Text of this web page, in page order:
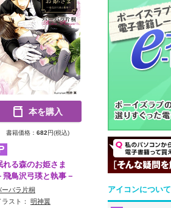
本を購入
書籍価格： 682円(税込)
れる森のお姫さま
飛鳥沢弓瑛と執事－
ーバラ片桐
ラスト： 明神翼
アイコンについて